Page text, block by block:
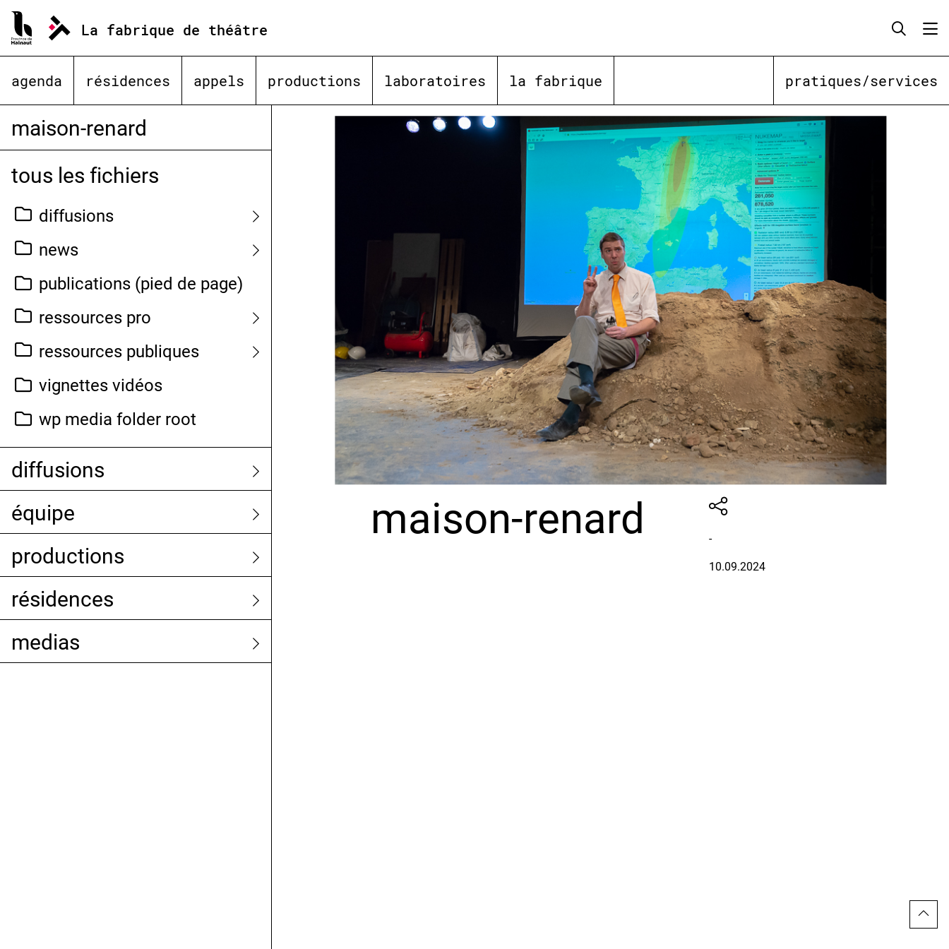
contenu
La fabrique de théâtre
agenda résidences appels productions laboratoires la fabrique pratiques/services
maison-renard
tous les fichiers
diffusions
news
publications (pied de page)
ressources pro
ressources publiques
vignettes vidéos
wp media folder root
diffusions
équipe
productions
résidences
medias
maison-renard
-
10.09.2024